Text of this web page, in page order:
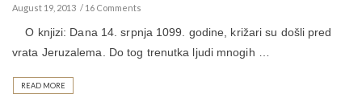
August 19, 2013 16 Comments
O knjizi: Dana 14. srpnja 1099. godine, križari su došli pred
vrata Jeruzalema. Do tog trenutka ljudi mnogih …
READ MORE